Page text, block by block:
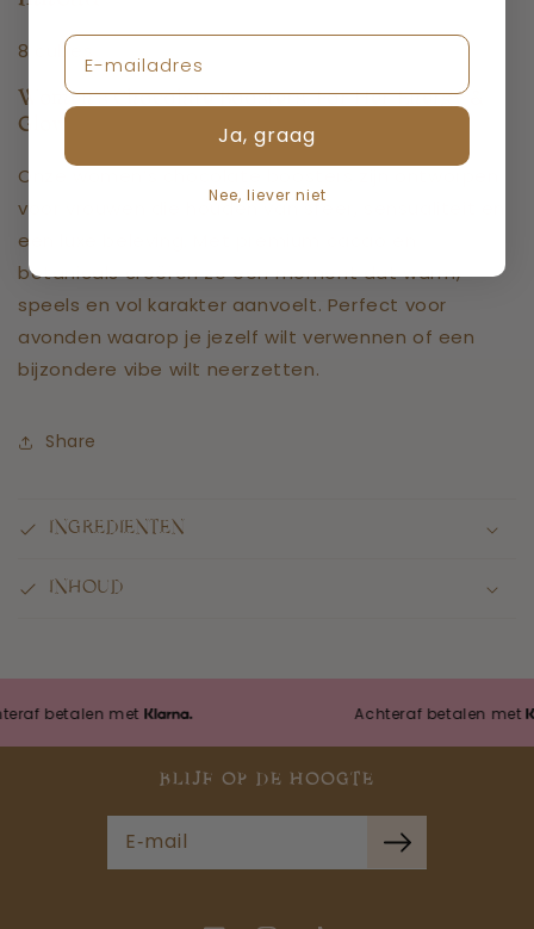
8 cubes
Women’s Chocolate Boosters, For Her Energy &
Glow
Onze women’s chocolate boosters zijn ontworpen
voor vrouwen die houden van sfeer, sensualiteit en
een luxe beleving. Met premium cacao en
botanicals creëren ze een moment dat warm,
speels en vol karakter aanvoelt. Perfect voor
avonden waarop je jezelf wilt verwennen of een
bijzondere vibe wilt neerzetten.
Share
INGREDIENTEN
INHOUD
betalen met Achteraf betalen met
BLIJF OP DE HOOGTE
E‑mail
Ja, graag
Nee, liever niet